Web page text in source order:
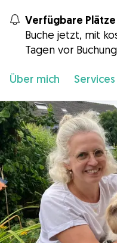
Verfügbare
Buche jetzt, mit
Tagen vor
Über mich